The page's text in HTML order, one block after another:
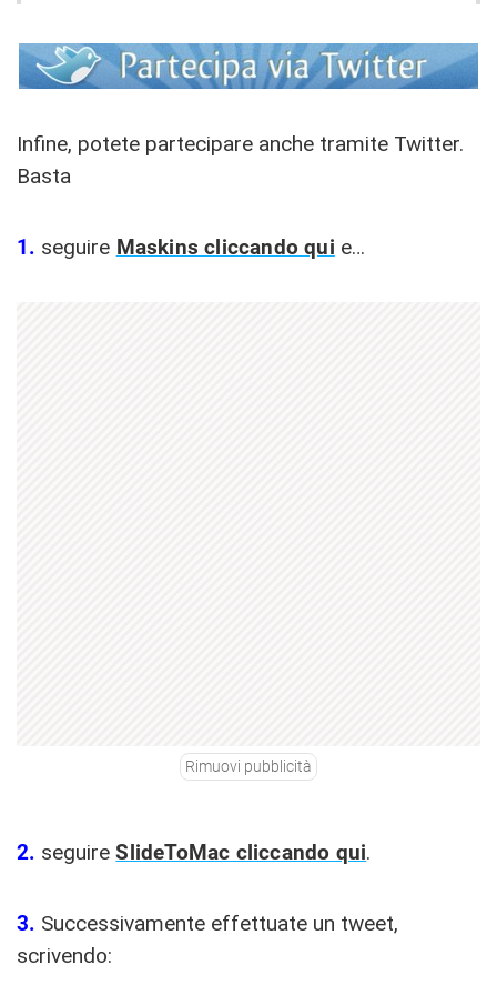
Infine, potete partecipare anche tramite Twitter.
Basta
1. seguire Maskins cliccando qui e…
Rimuovi pubblicità
2. seguireSlideToMac cliccando qui.
3. Successivamente effettuate un tweet,
scrivendo: